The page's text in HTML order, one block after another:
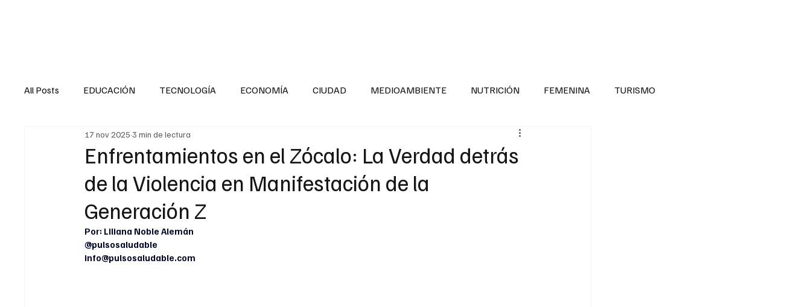
All Posts EDUCACIÓN TECNOLOGÍA ECONOMÍA CIUDAD MEDIOAMBIENTE NUTRICIÓN FEMENINA TURISMO
SALUD EN EL SECTOR PÚBLICO SALUD INFANTIL
MENTAL LA ENTREVISTA ANIMAL FITNESS ADOLESCENTES RESPONSABILIDAD SOCIAL
INTERNACIONAL GENERAL INTERNACIONAL SALUD
Enfrentamientos en el Zócalo: La Verdad detrás
de la Violencia en Manifestación de la
Generación Z
17 nov 2025 3 min de lectura
Por: Liliana Noble Alemán
@pulsosaludable
info@pulsosaludable.com